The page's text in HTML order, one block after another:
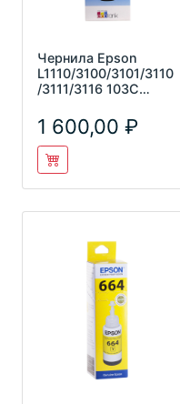
Чернила Epson
L1110/3100/3101/3110
/3111/3116 103С
голубой (65мл)
1 600,00